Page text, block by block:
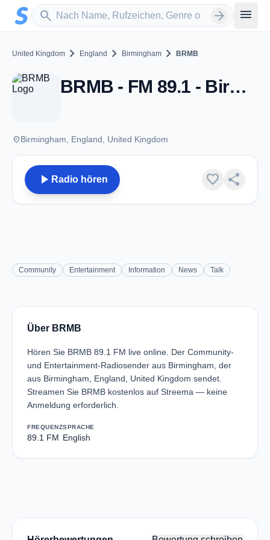
Zum Hauptinhalt springen
search
Sender suchen arrow_forward menu
United Kingdom chevron_right England chevron_right Birmingham chevron_right BRMB
BRMB - FM 89.1 - Birmingham
placeBirmingham, England, United Kingdom
play_arrow Radio hören favorite share
Community Entertainment Information News Talk
Über BRMB
Hören Sie BRMB 89.1 FM live online. Der Community-
und Entertainment-Radiosender aus Birmingham, der
aus Birmingham, England, United Kingdom sendet.
Streamen Sie BRMB kostenlos auf Streema — keine
Anmeldung erforderlich.
FREQUENZ
89.1 FM
SPRACHE
English